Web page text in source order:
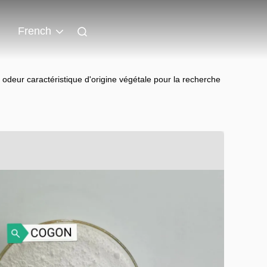
French
caractéristique d'origine végétale pour la recherche